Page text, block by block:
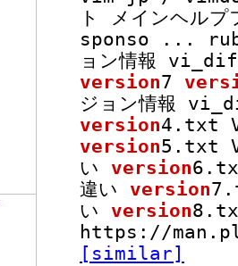
ト メインヘル
sponso
...
ョン情報
version7
ジョン情報
version4.txt
version5.txt
い version
違い version
い version
https://
[similar]